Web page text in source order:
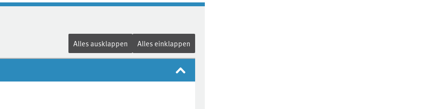
Alles ausklappen Alles einklappen